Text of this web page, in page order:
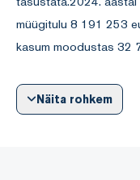
müügitulu 8 191 253
kasum moodustas 32
2024. aastal osutas
internetiplatvormidel
Näita rohkem